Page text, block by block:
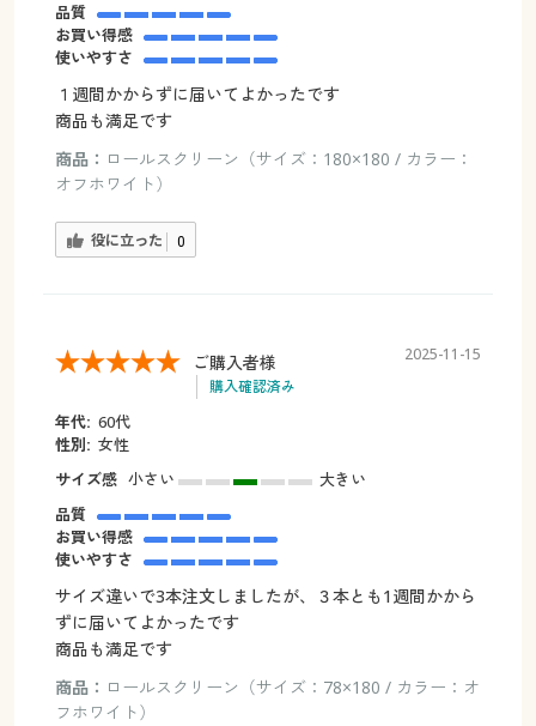
品質
お買い得感
使いやすさ
１週間かからずに届いてよかったです
商品も満足です
商品： ロールスクリーン（サイズ：180×180 / カラー：
オフホワイト）
役に立った 0
ご購入者様
購入確認済み
2025-11-15
年代: 60代
性別: 女性
サイズ感 小さい
大きい
品質
お買い得感
使いやすさ
サイズ違いで3本注文しましたが、３本とも1週間かから
ずに届いてよかったです
商品も満足です
商品： ロールスクリーン（サイズ：78×180 / カラー：オ
フホワイト）